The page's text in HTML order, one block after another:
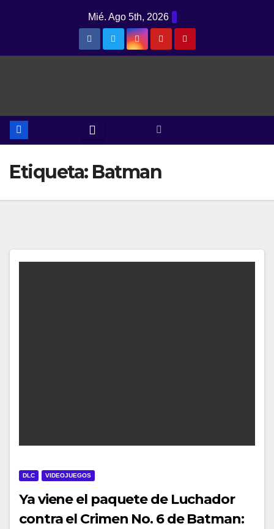
Mié. Ago 5th, 2026
Etiqueta: Batman
DLC VIDEOJUEGOS
Ya viene el paquete de Luchador
contra el Crimen No. 6 de Batman: